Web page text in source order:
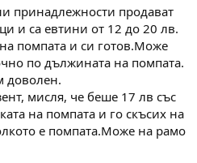
принадлежности продават
и са евтини от 12 до 20 лв.
помпата и си готов.Може
по дължината на помпата.
доволен.
мисля, че беше 17 лв със
на помпата и го скъсих на
е помпата.Може на рамо